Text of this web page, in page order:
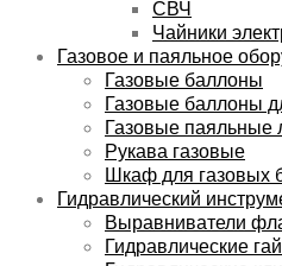
СВЧ
Чайники
Газовое и паяльное
Газовые баллоны
Газовые баллоны
Газовые паяльные
Рукава газовые
Шкаф для газовых
Гидравлический
Выравниватели
Гидравлические